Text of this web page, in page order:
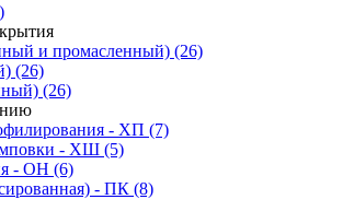
и промасленный) (26)
(26)
(26)
- ХП (7)
- ХШ (5)
- ОН (6)
- ПК (8)